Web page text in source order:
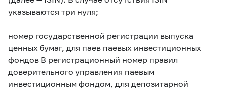
указываются три нуля;
номер государственной регистрации выпуска
ценных бумаг, для паев паевых инвестиционных
фондов В регистрационный номер правил
доверительного управления паевым
инвестиционным фондом, для депозитарной